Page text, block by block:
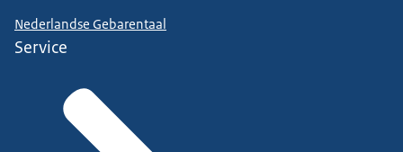
Nederlandse Gebarentaal
Service